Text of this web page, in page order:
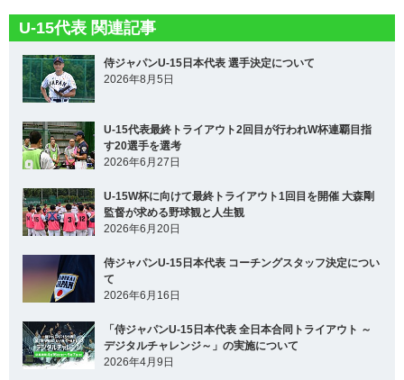
U-15代表 関連記事
侍ジャパンU-15日本代表 選手決定について
2026年8月5日
U-15代表最終トライアウト2回目が行われW杯連覇目指
す20選手を選考
2026年6月27日
U-15W杯に向けて最終トライアウト1回目を開催 大森剛
監督が求める野球観と人生観
2026年6月20日
侍ジャパンU-15日本代表 コーチングスタッフ決定につい
て
2026年6月16日
「侍ジャパンU-15日本代表 全日本合同トライアウト ～
デジタルチャレンジ～」の実施について
2026年4月9日